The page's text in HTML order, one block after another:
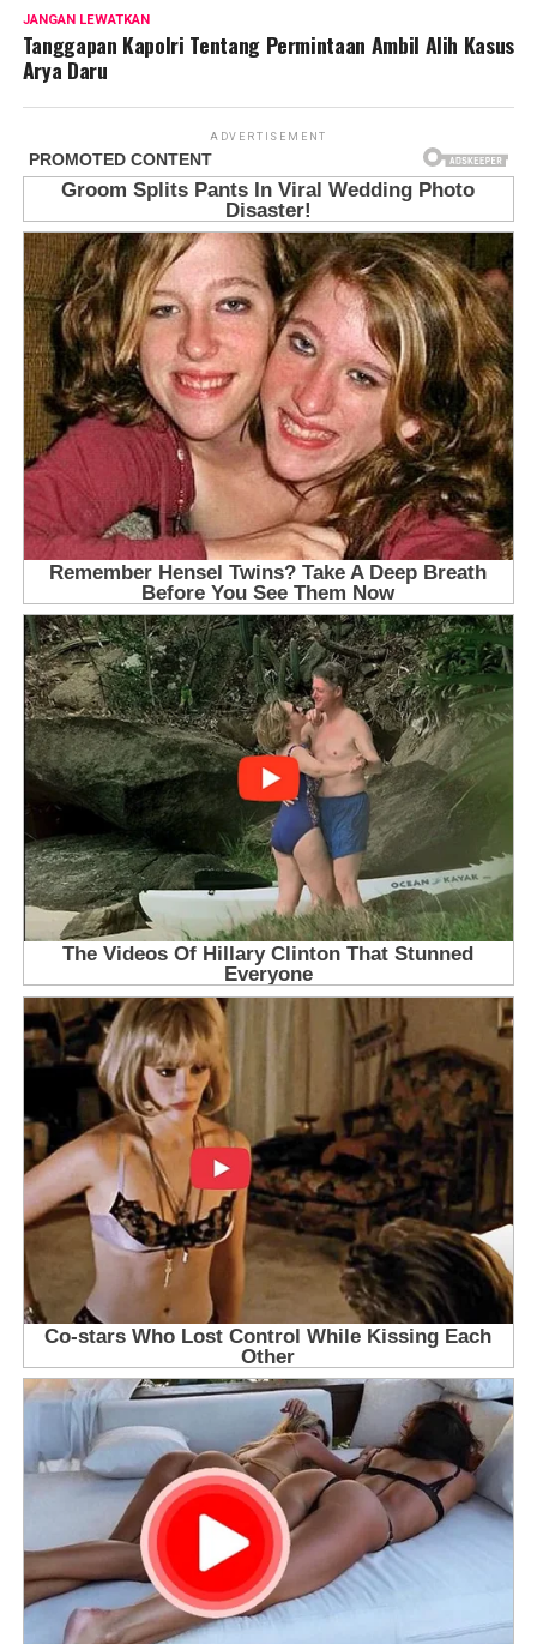
JANGAN LEWATKAN
Tanggapan Kapolri Tentang Permintaan Ambil Alih Kasus
Arya Daru
ADVERTISEMENT